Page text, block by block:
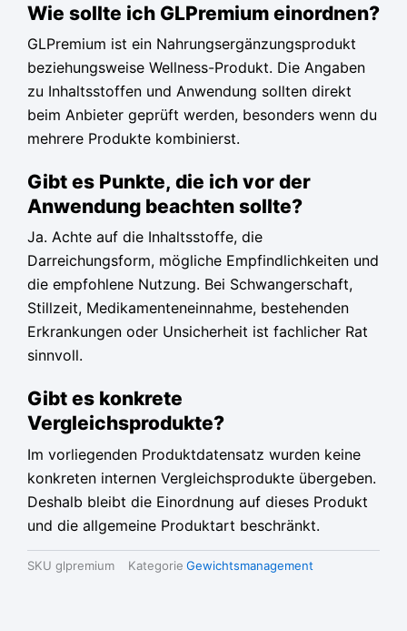
Wie sollte ich GLPremium einordnen?
GLPremium ist ein Nahrungsergänzungsprodukt
beziehungsweise Wellness-Produkt. Die Angaben
zu Inhaltsstoffen und Anwendung sollten direkt
beim Anbieter geprüft werden, besonders wenn du
mehrere Produkte kombinierst.
Gibt es Punkte, die ich vor der
Anwendung beachten sollte?
Ja. Achte auf die Inhaltsstoffe, die
Darreichungsform, mögliche Empfindlichkeiten und
die empfohlene Nutzung. Bei Schwangerschaft,
Stillzeit, Medikamenteneinnahme, bestehenden
Erkrankungen oder Unsicherheit ist fachlicher Rat
sinnvoll.
Gibt es konkrete
Vergleichsprodukte?
Im vorliegenden Produktdatensatz wurden keine
konkreten internen Vergleichsprodukte übergeben.
Deshalb bleibt die Einordnung auf dieses Produkt
und die allgemeine Produktart beschränkt.
SKU glpremium Kategorie Gewichtsmanagement